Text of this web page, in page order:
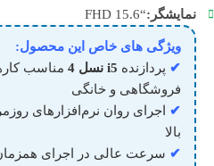
نمایشگر:“FHD 15.6
ویژگی های خاص این محصول:
✔ پردازنده
مناسب
فروشگاهی و خانگی
✔
اجرای روان نرم‌افزارهای
بالا
✔ سرعت عالی در اجرای همزمان